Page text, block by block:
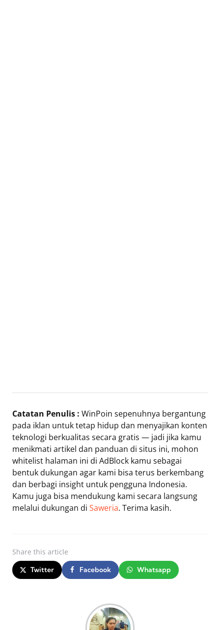
Catatan Penulis : WinPoin sepenuhnya bergantung
pada iklan untuk tetap hidup dan menyajikan konten
teknologi berkualitas secara gratis — jadi jika kamu
menikmati artikel dan panduan di situs ini, mohon
whitelist halaman ini di AdBlock kamu sebagai
bentuk dukungan agar kami bisa terus berkembang
dan berbagi insight untuk pengguna Indonesia.
Kamu juga bisa mendukung kami secara langsung
melalui dukungan di Saweria. Terima kasih.
Share this article
Twitter Facebook Whatsapp